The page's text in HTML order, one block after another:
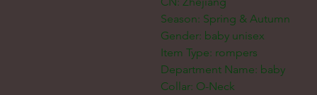
Season: Spring & Autumn
Gender: baby unisex
Item Type: rompers
Department Name: baby
Collar: O-Neck